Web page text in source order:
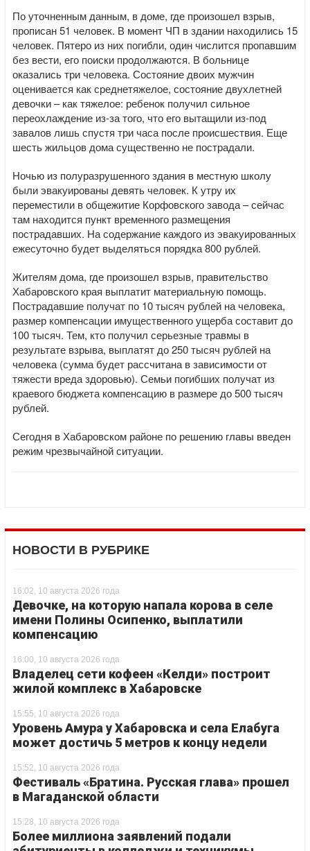
По уточненным данным, в доме, где произошел взрыв,
прописан 51 человек. В момент ЧП в здании находились 15
человек. Пятеро из них погибли, один числится пропавшим
без вести, его поиски продолжаются. В больнице
оказались три человека. Состояние двоих мужчин
оценивается как среднетяжелое, состояние двухлетней
девочки – как тяжелое: ребенок получил сильное
переохлаждение из-за того, что его вытащили из-под
завалов лишь спустя три часа после происшествия. Еще
шесть жильцов дома существенно не пострадали.
Ночью из полуразрушенного здания в местную школу
были эвакуированы девять человек. К утру их
переместили в общежитие Корфовского завода – сейчас
там находится пункт временного размещения
пострадавших. На содержание каждого из эвакуированных
ежесуточно будет выделяться порядка 800 рублей.
Жителям дома, где произошел взрыв, правительство
Хабаровского края выплатит материальную помощь.
Пострадавшие получат по 10 тысяч рублей на человека,
размер компенсации имущественного ущерба составит до
100 тысяч. Тем, кто получил серьезные травмы в
результате взрыва, выплатят до 250 тысяч рублей на
человека (сумма будет рассчитана в зависимости от
тяжести вреда здоровью). Семьи погибших получат из
краевого бюджета компенсацию в размере до 500 тысяч
рублей.
Сегодня в Хабаровском районе по решению главы введен
режим чрезвычайной ситуации.
НОВОСТИ В РУБРИКЕ
16:02, 10 августа 2026 года
Девочке, на которую напала корова в селе
имени Полины Осипенко, выплатили
компенсацию
16:00, 10 августа 2026 года
Владелец сети кофеен «Келди» построит
жилой комплекс в Хабаровске
15:55, 10 августа 2026 года
Уровень Амура у Хабаровска и села Елабуга
может достичь 5 метров к концу недели
15:52, 10 августа 2026 года
Фестиваль «Братина. Русская глава» прошел
в Магаданской области
15:28, 10 августа 2026 года
Более миллиона заявлений подали